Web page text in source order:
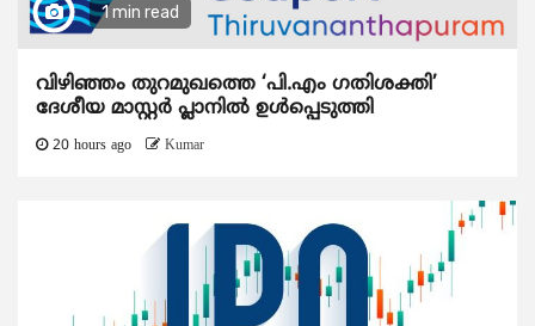
1 min read
വിഴിഞ്ഞം തുറമുഖത്തെ ‘പി.എം ഗതിശക്തി’
ദേശീയ മാസ്റ്റർ പ്ലാനിൽ ഉൾപ്പെടുത്തി
20 hours ago Kumar